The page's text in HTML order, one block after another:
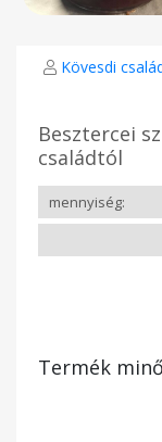
Kövesdi
Besztercei
családtól
Termék